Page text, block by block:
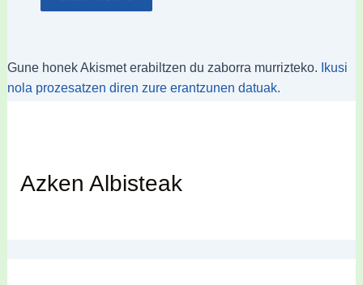
Gune honek Akismet erabiltzen du zaborra murrizteko.
Ikusi
nola prozesatzen diren zure erantzunen datuak.
Azken Albisteak